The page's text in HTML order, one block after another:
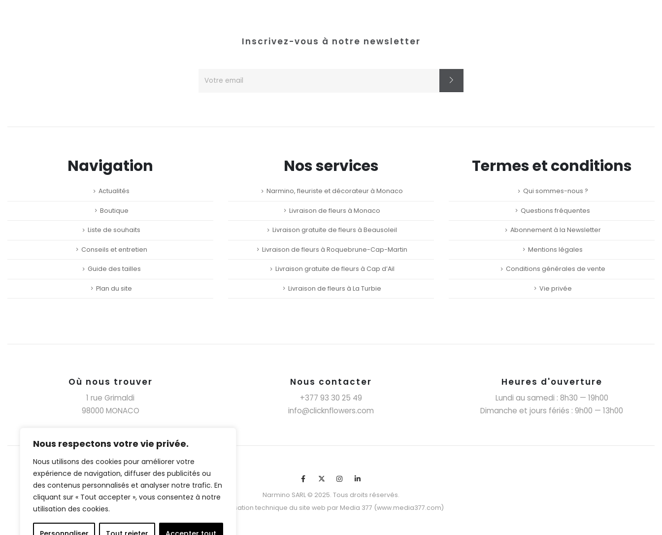
Nous respectons votre vie privée.
Nous utilisons des cookies pour améliorer votre
expérience de navigation, diffuser des publicités ou
des contenus personnalisés et analyser notre trafic. En
cliquant sur « Tout accepter », vous consentez à notre
utilisation des cookies.
Inscrivez-vous à notre newsletter
Navigation
Actualités
Boutique
Liste de souhaits
Conseils et entretien
Guide des tailles
Plan du site
Nos services
Narmino, fleuriste et décorateur à Monaco
Livraison de fleurs à Monaco
Livraison gratuite de fleurs à Beausoleil
Livraison de fleurs à Roquebrune-Cap-Martin
Livraison gratuite de fleurs à Cap d’Ail
Livraison de fleurs à La Turbie
Termes et conditions
Qui sommes-nous ?
Questions fréquentes
Abonnement à la Newsletter
Mentions légales
Conditions générales de vente
Vie privée
Où nous trouver
1 rue Grimaldi
98000 MONACO
Nous contacter
+377 93 30 25 49
info@clicknflowers.com
Heures d'ouverture
Lundi au samedi : 8h30 — 19h00
Dimanche et jours fériés : 9h00 — 13h00
Narmino SARL © 2025. Tous droits réservés.
Réalisation technique du site web par Media 377 (www.media377.com)